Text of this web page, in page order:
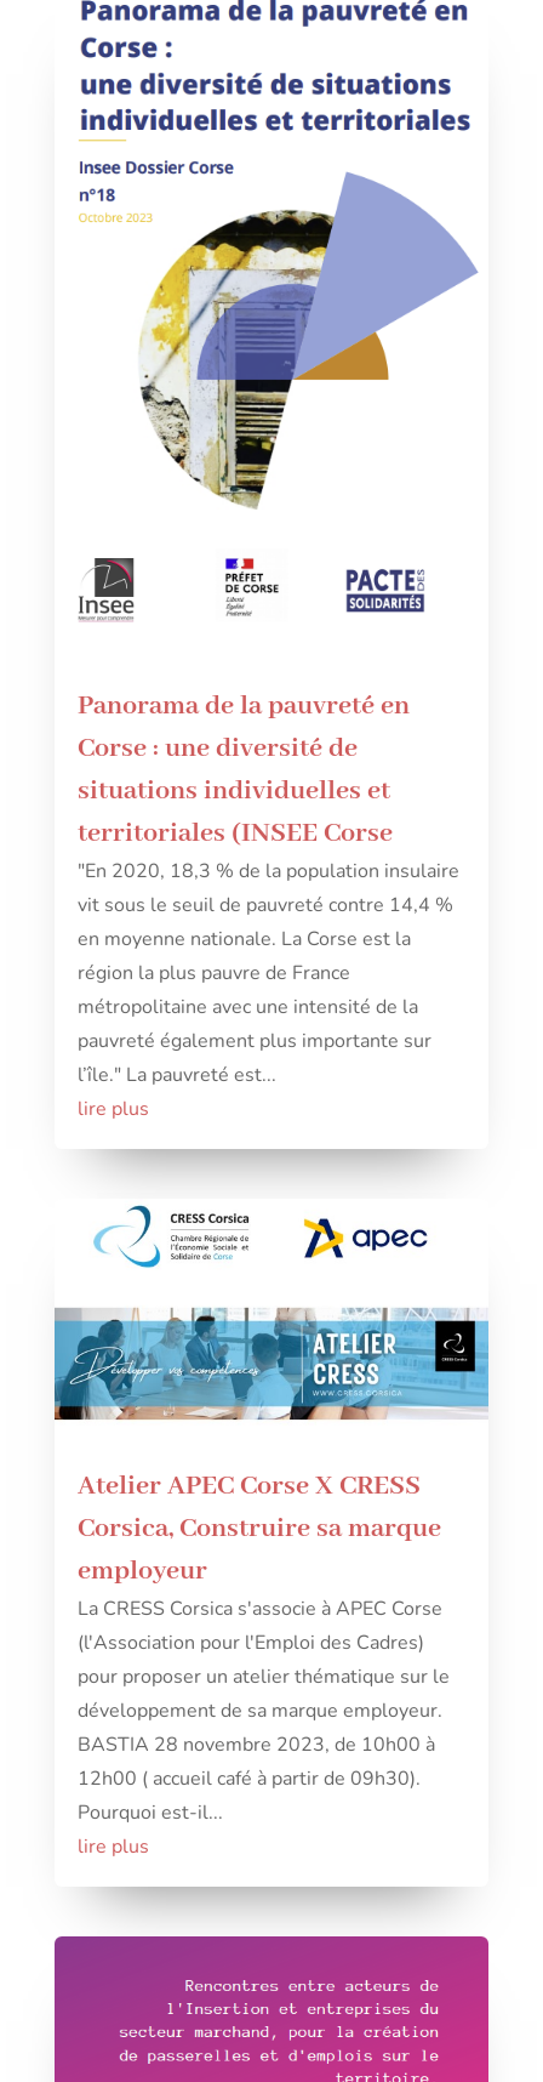
Panorama de la pauvreté en
Corse : une diversité de
situations individuelles et
territoriales (INSEE Corse
"En 2020, 18,3 % de la population insulaire
vit sous le seuil de pauvreté contre 14,4 %
en moyenne nationale. La Corse est la
région la plus pauvre de France
métropolitaine avec une intensité de la
pauvreté également plus importante sur
l’île." La pauvreté est...
lire plus
Atelier APEC Corse X CRESS
Corsica, Construire sa marque
employeur
La CRESS Corsica s'associe à APEC Corse
(l'Association pour l'Emploi des Cadres)
pour proposer un atelier thématique sur le
développement de sa marque employeur.
BASTIA 28 novembre 2023, de 10h00 à
12h00 ( accueil café à partir de 09h30).
Pourquoi est-il...
lire plus